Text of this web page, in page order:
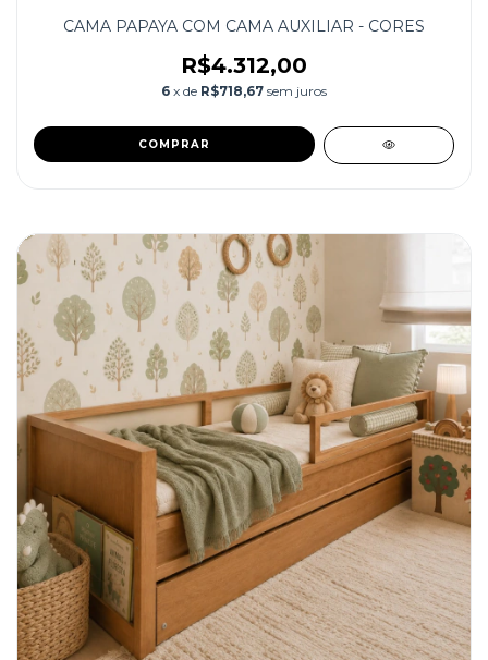
CAMA PAPAYA COM CAMA AUXILIAR - CORES
R$4.312,00
6 x de R$718,67 sem juros
COMPRAR